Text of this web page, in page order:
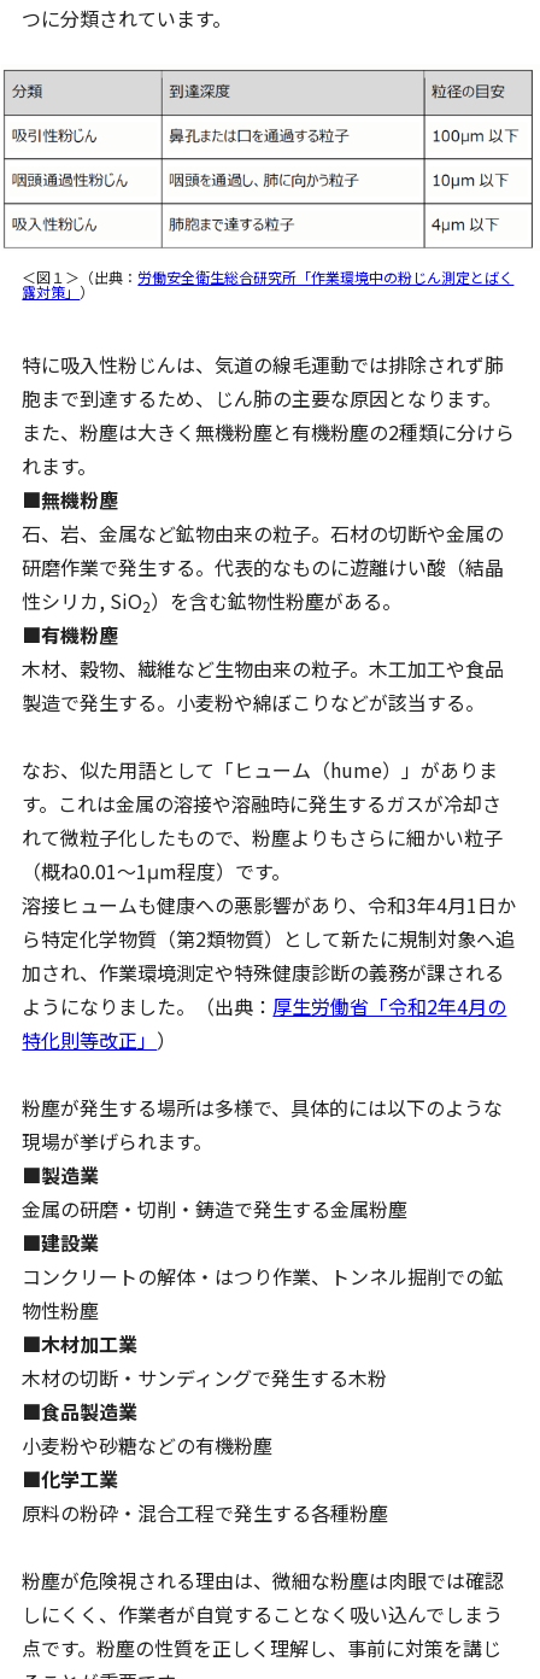
つに分類されています。
＜図１＞（出典： 労働安全衛生総合研究所「作業環境中の粉じん測定とばく
露対策」 ）
特に吸入性粉じんは、気道の線毛運動では排除されず肺
胞まで到達するため、じん肺の主要な原因となります。
また、粉塵は大きく無機粉塵と有機粉塵の2種類に分けら
れます。
■無機粉塵
石、岩、金属など鉱物由来の粒子。石材の切断や金属の
研磨作業で発生する。代表的なものに遊離けい酸（結晶
性シリカ, SiO2）を含む鉱物性粉塵がある。
■有機粉塵
木材、穀物、繊維など生物由来の粒子。木工加工や食品
製造で発生する。小麦粉や綿ぼこりなどが該当する。
なお、似た用語として「ヒューム（hume）」がありま
す。これは金属の溶接や溶融時に発生するガスが冷却さ
れて微粒子化したもので、粉塵よりもさらに細かい粒子
（概ね0.01〜1μm程度）です。
溶接ヒュームも健康への悪影響があり、令和3年4月1日か
ら特定化学物質（第2類物質）として新たに規制対象へ追
加され、作業環境測定や特殊健康診断の義務が課される
ようになりました。（出典： 厚生労働省「令和2年4月の
特化則等改正」 ）
粉塵が発生する場所は多様で、具体的には以下のような
現場が挙げられます。
■製造業
金属の研磨・切削・鋳造で発生する金属粉塵
■建設業
コンクリートの解体・はつり作業、トンネル掘削での鉱
物性粉塵
■木材加工業
木材の切断・サンディングで発生する木粉
■食品製造業
小麦粉や砂糖などの有機粉塵
■化学工業
原料の粉砕・混合工程で発生する各種粉塵
粉塵が危険視される理由は、微細な粉塵は肉眼では確認
しにくく、作業者が自覚することなく吸い込んでしまう
点です。粉塵の性質を正しく理解し、事前に対策を講じ